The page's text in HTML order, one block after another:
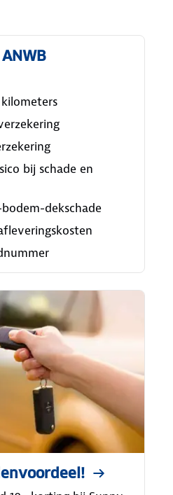
bij schade en
dekschade